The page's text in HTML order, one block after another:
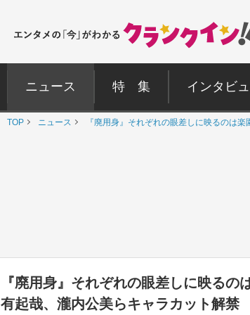
ニュース 特 集 インタビ
TOP ニュース 『廃用身』それぞれの眼差しに映るのは
『廃用身』それぞれの眼差しに映る
有起哉、瀧内公美らキャラカット解禁